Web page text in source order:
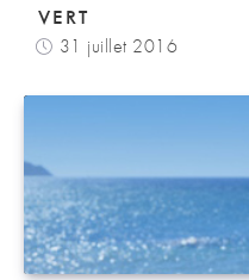
VERT
31 juillet 2016